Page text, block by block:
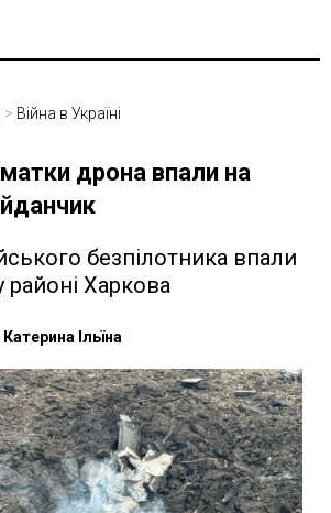
> Війна в Україні
дрона впали на
безпілотника впали
районі Харкова
Катерина Ільїна